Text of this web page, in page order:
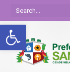
Abrir a barra de